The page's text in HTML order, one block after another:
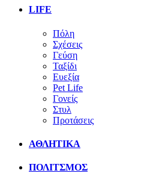
LIFE
Πόλη
Σχέσεις
Γεύση
Ταξίδι
Ευεξία
Pet Life
Γονείς
Στυλ
Προτάσεις
ΑΘΛΗΤΙΚΑ
ΠΟΛΙΤΣΜΟΣ